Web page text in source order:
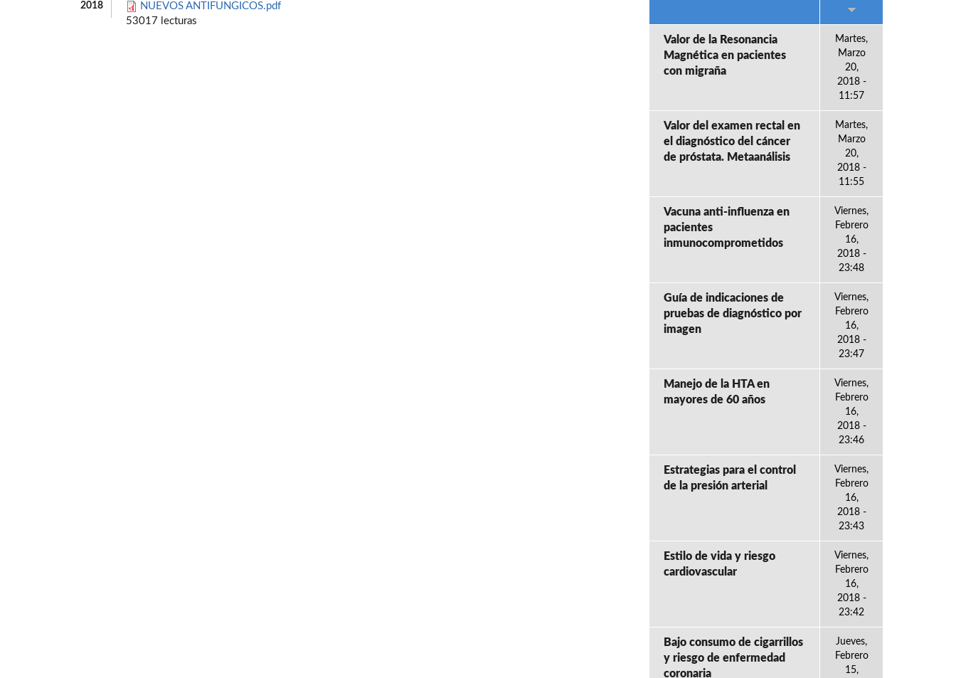
2018
NUEVOS ANTIFUNGICOS.pdf
53017 lecturas
Valor de la Resonancia
Magnética en pacientes
con migraña
Martes,
Marzo
20,
2018 -
11:57
Valor del examen rectal en
el diagnóstico del cáncer
de próstata. Metaanálisis
Martes,
Marzo
20,
2018 -
11:55
Vacuna anti-influenza en
pacientes
inmunocomprometidos
Viernes,
Febrero
16,
2018 -
23:48
Guía de indicaciones de
pruebas de diagnóstico por
imagen
Viernes,
Febrero
16,
2018 -
23:47
Manejo de la HTA en
mayores de 60 años
Viernes,
Febrero
16,
2018 -
23:46
Estrategias para el control
de la presión arterial
Viernes,
Febrero
16,
2018 -
23:43
Estilo de vida y riesgo
cardiovascular
Viernes,
Febrero
16,
2018 -
23:42
Bajo consumo de cigarrillos
y riesgo de enfermedad
coronaria
Jueves,
Febrero
15,